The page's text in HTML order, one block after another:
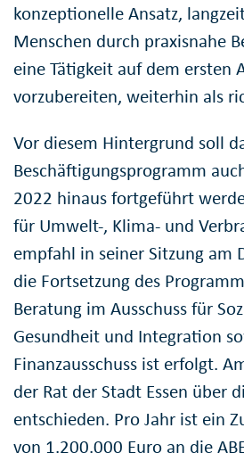
konzeptionelle Ansatz,
Menschen durch praxisnahe
eine Tätigkeit auf dem ersten
vorzubereiten, weiterhin als
Vor diesem Hintergrund soll
Beschäftigungsprogramm
2022 hinaus fortgeführt
für Umwelt-, Klima- und
empfahl in seiner Sitzung am
die Fortsetzung des
Beratung im Ausschuss für
Gesundheit und Integration
Finanzausschuss ist erfolgt.
der Rat der Stadt Essen über
entschieden. Pro Jahr ist ein
von 1.200.000 Euro an die